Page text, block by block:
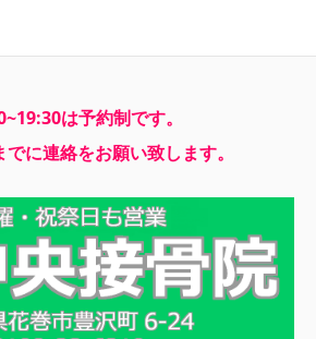
は予約制です。
に連絡をお願い致します。